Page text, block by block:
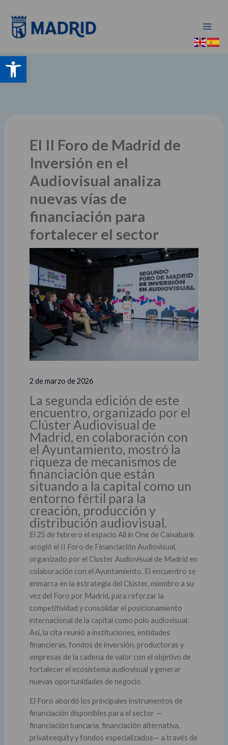
Abrir barra de herramientas
contenido
El II Foro de Madrid de
Inversión en el
Audiovisual analiza
nuevas vías de
financiación para
fortalecer el sector
2 de marzo de 2026
La segunda edición de este
encuentro, organizado por el
Clúster Audiovisual de
Madrid, en colaboración con
el Ayuntamiento, mostró la
riqueza de mecanismos de
financiación que están
situando a la capital como un
entorno fértil para la
creación, producción y
distribución audiovisual.
El 25 de febrero el espacio All in One de Caixabank
acogió el II Foro de Financiación Audiovisual,
organizado por el Cluster Audiovisual de Madrid en
colaboración con el Ayuntamiento. El encuentro se
enmarca en la estrategia del Clúster, miembro a su
vez del Foro por Madrid, para reforzar la
competitividad y consolidar el posicionamiento
internacional de la capital como polo audiovisual.
Así, la cita reunió a instituciones, entidades
financieras, fondos de inversión, productoras y
empresas de la cadena de valor con el objetivo de
fortalecer el ecosistema audiovisual y generar
nuevas oportunidades de negocio.
El Foro abordó los principales instrumentos de
financiación disponibles para el sector —
financiación bancaria, financiación alternativa,
privateequity y fondos especializados— a través de